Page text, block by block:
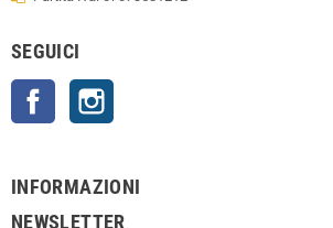
SEGUICI
Facebook
INFORMAZIONI
NEWSLETTER